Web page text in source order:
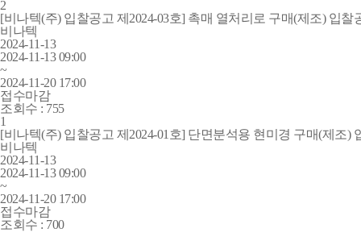
2
[비나텍(주) 입찰공고 제2024-03호] 촉매 열처리로 구매(제조) 입찰
비나텍
2024-11-13
2024-11-13 09:00
~
2024-11-20 17:00
접수마감
조회수 : 755
1
[비나텍(주) 입찰공고 제2024-01호] 단면분석용 현미경 구매(제조)
비나텍
2024-11-13
2024-11-13 09:00
~
2024-11-20 17:00
접수마감
조회수 : 700